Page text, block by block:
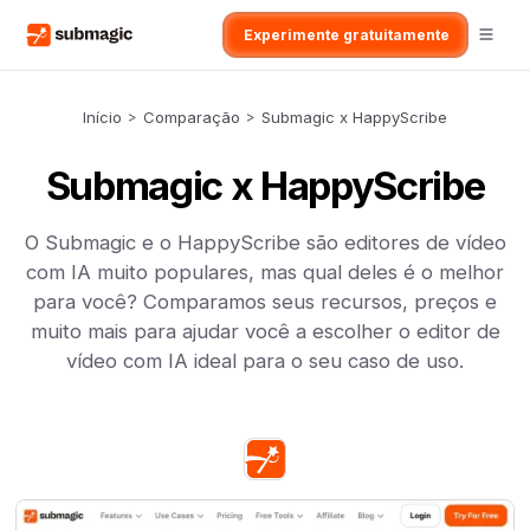
Experimente gratuitamente
Início > Comparação > Submagic x HappyScribe
Submagic x HappyScribe
O Submagic e o HappyScribe são editores de vídeo
com IA muito populares, mas qual deles é o melhor
para você? Comparamos seus recursos, preços e
muito mais para ajudar você a escolher o editor de
vídeo com IA ideal para o seu caso de uso.